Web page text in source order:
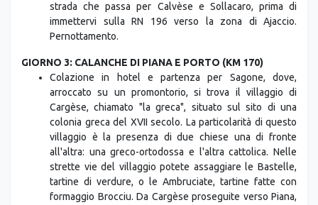
strada che passa per Calvèse e Sollacaro, prima di
immettervi sulla RN 196 verso la zona di Ajaccio.
Pernottamento.
GIORNO 3: CALANCHE DI PIANA E PORTO (KM 170)
Colazione in hotel e partenza per Sagone, dove,
arroccato su un promontorio, si trova il villaggio di
Cargèse, chiamato "la greca", situato sul sito di una
colonia greca del XVII secolo. La particolarità di questo
villaggio è la presenza di due chiese una di fronte
all'altra: una greco-ortodossa e l'altra cattolica. Nelle
strette vie del villaggio potete assaggiare le Bastelle,
tartine di verdure, o le Ambruciate, tartine fatte con
formaggio Brocciu. Da Cargèse proseguite verso Piana,